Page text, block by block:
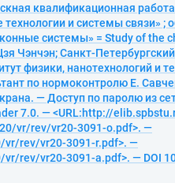
квалификационная
и системы связи» ;
системы» = Study of the
Чэнчэн; Санкт-
физики, нанотехнологий и
по нормоконтролю Е.
— Доступ по паролю из
7.0. — <URL:http://
vr/rev/vr20-3091-o.pdf>. —
rev/vr20-3091-r.pdf>. —
rev/vr20-3091-a.pdf>. — DOI